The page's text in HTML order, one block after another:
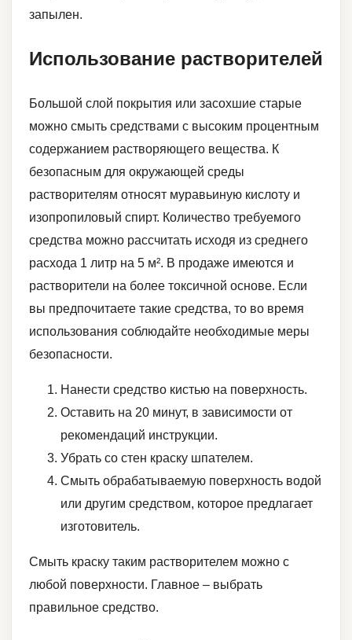
запылен.
Использование растворителей
Большой слой покрытия или засохшие старые
можно смыть средствами с высоким процентным
содержанием растворяющего вещества. К
безопасным для окружающей среды
растворителям относят муравьиную кислоту и
изопропиловый спирт. Количество требуемого
средства можно рассчитать исходя из среднего
расхода 1 литр на 5 м². В продаже имеются и
растворители на более токсичной основе. Если
вы предпочитаете такие средства, то во время
использования соблюдайте необходимые меры
безопасности.
Нанести средство кистью на поверхность.
Оставить на 20 минут, в зависимости от
рекомендаций инструкции.
Убрать со стен краску шпателем.
Смыть обрабатываемую поверхность водой
или другим средством, которое предлагает
изготовитель.
Смыть краску таким растворителем можно с
любой поверхности. Главное – выбрать
правильное средство.